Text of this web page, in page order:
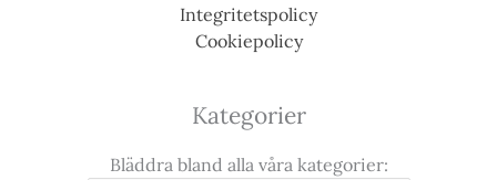
Integritetspolicy
Cookiepolicy
Kategorier
Bläddra bland alla våra kategorier: